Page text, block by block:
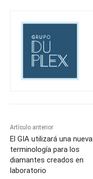
Artículo anterior
El GIA utilizará una nueva
terminología para los
diamantes creados en
laboratorio